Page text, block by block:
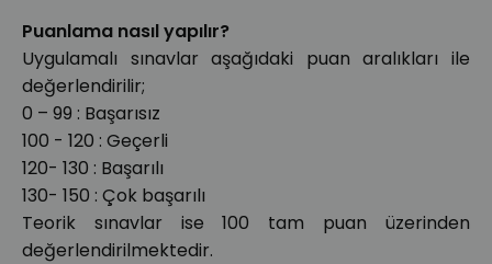
Puanlama nasıl yapılır?
Uygulamalı sınavlar aşağıdaki puan aralıkları ile
değerlendirilir;
0 – 99 : Başarısız
100 - 120 : Geçerli
120- 130 : Başarılı
130- 150 : Çok başarılı
Teorik sınavlar ise 100 tam puan üzerinden
değerlendirilmektedir.